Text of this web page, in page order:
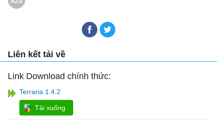
Liên kết tải về
Link Download chính thức:
Terraria 1.4.2
Tải xuống